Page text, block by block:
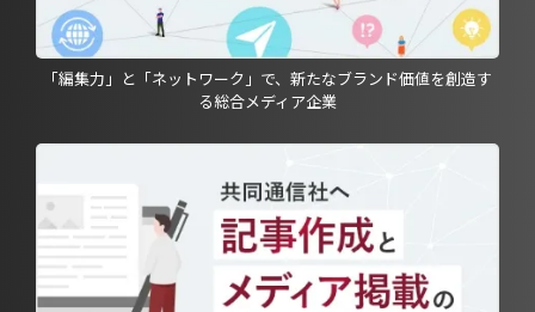
「編集力」と「ネットワーク」で、新たなブランド価値を創造す
る総合メディア企業